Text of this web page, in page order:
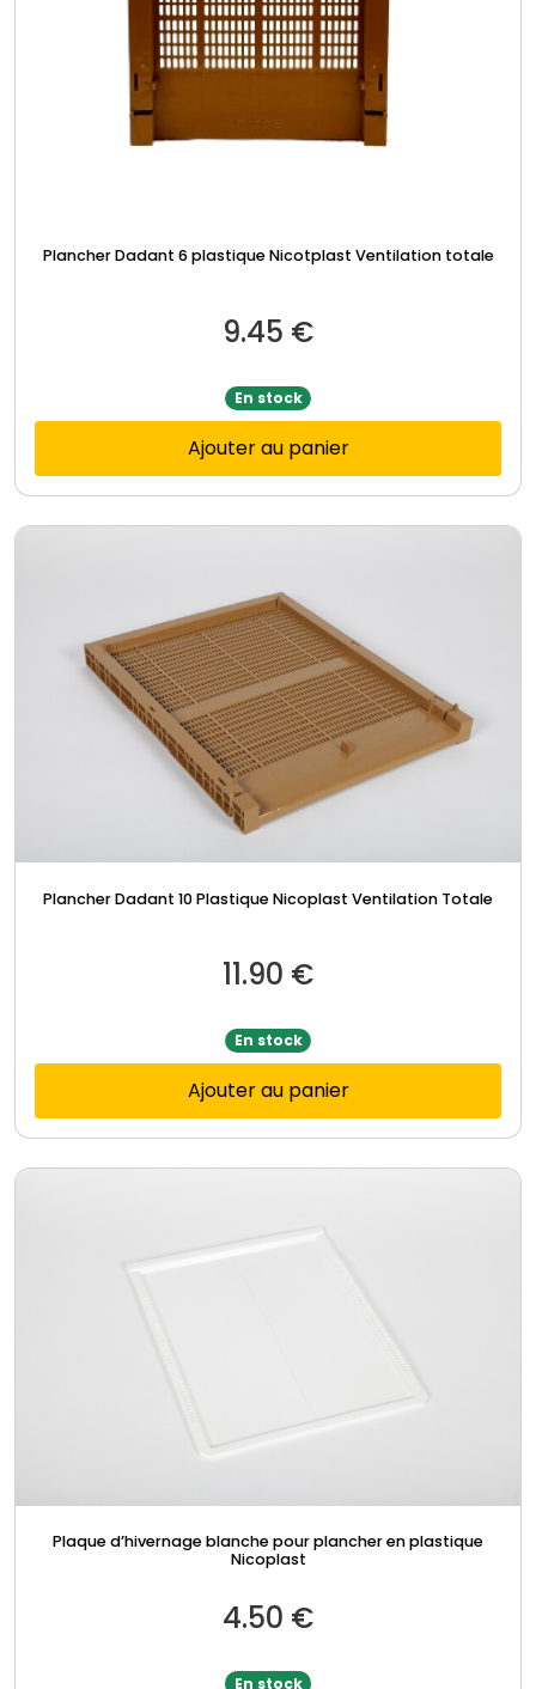
Plancher Dadant 6 plastique Nicotplast Ventilation totale
9.45 €
En stock
Ajouter au panier
Plancher Dadant 10 Plastique Nicoplast Ventilation Totale
11.90 €
En stock
Ajouter au panier
Plaque d’hivernage blanche pour plancher en plastique
Nicoplast
4.50 €
En stock